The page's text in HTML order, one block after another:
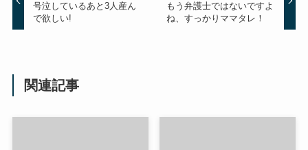
号泣しているあと3人産ん
で欲しい!
もう弁護士ではないですよ
ね、すっかりママタレ！
関連記事